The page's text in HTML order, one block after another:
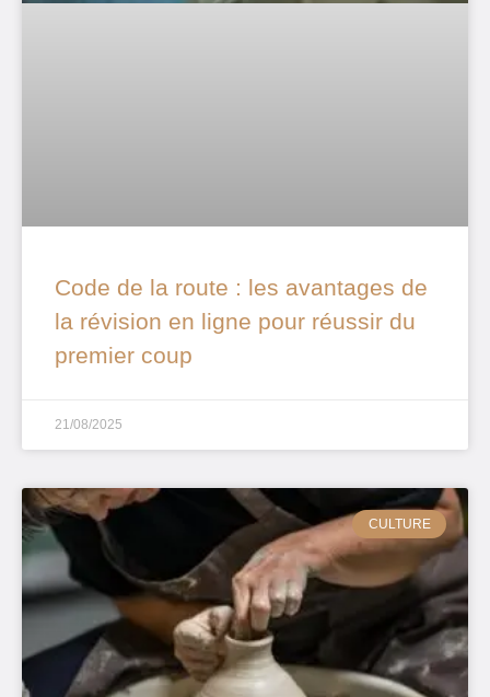
Code de la route : les avantages de
la révision en ligne pour réussir du
premier coup
21/08/2025
CULTURE